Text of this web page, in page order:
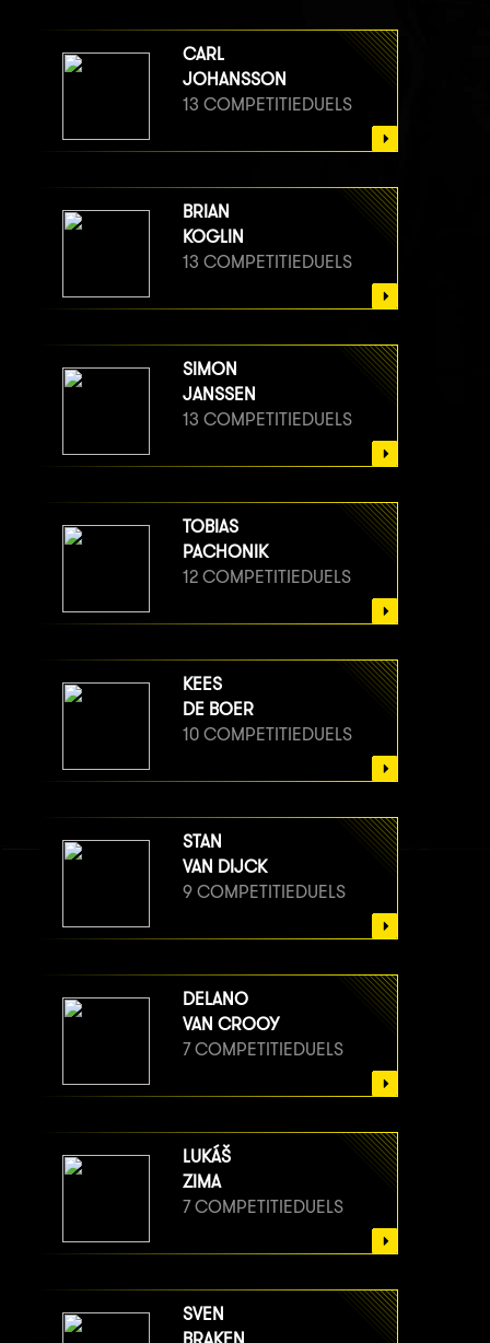
CARL
JOHANSSON
13 COMPETITIEDUELS
BRIAN
KOGLIN
13 COMPETITIEDUELS
SIMON
JANSSEN
13 COMPETITIEDUELS
TOBIAS
PACHONIK
12 COMPETITIEDUELS
KEES
DE BOER
10 COMPETITIEDUELS
STAN
VAN DIJCK
9 COMPETITIEDUELS
DELANO
VAN CROOY
7 COMPETITIEDUELS
LUKÁŠ
ZIMA
7 COMPETITIEDUELS
SVEN
BRAKEN